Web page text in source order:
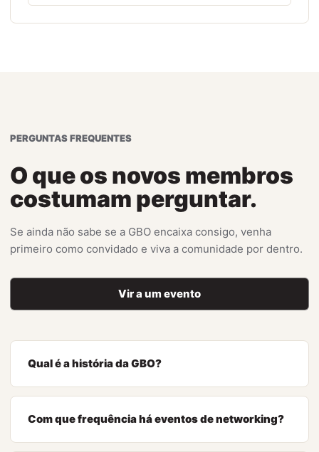
PERGUNTAS FREQUENTES
O que os novos membros
costumam perguntar.
Se ainda não sabe se a GBO encaixa consigo, venha
primeiro como convidado e viva a comunidade por dentro.
Vir a um evento
Qual é a história da GBO?
Com que frequência há eventos de networking?